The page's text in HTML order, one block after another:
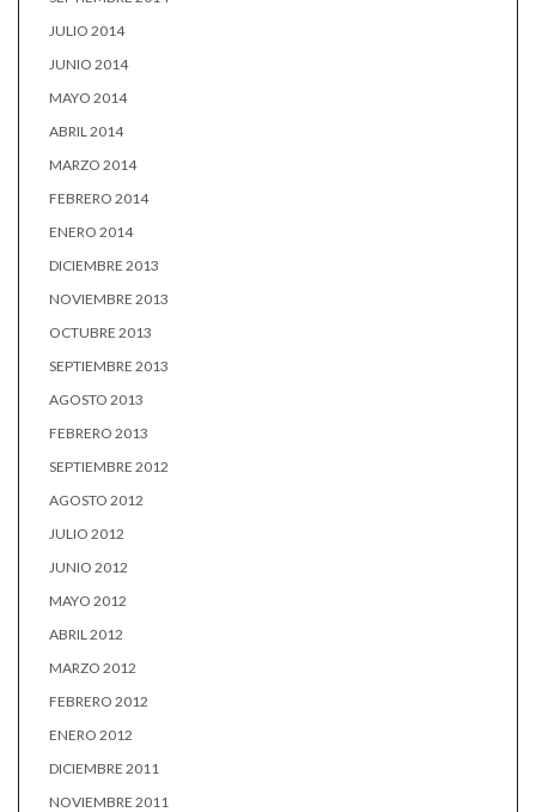
JULIO 2014
JUNIO 2014
MAYO 2014
ABRIL 2014
MARZO 2014
FEBRERO 2014
ENERO 2014
DICIEMBRE 2013
NOVIEMBRE 2013
OCTUBRE 2013
SEPTIEMBRE 2013
AGOSTO 2013
FEBRERO 2013
SEPTIEMBRE 2012
AGOSTO 2012
JULIO 2012
JUNIO 2012
MAYO 2012
ABRIL 2012
MARZO 2012
FEBRERO 2012
ENERO 2012
DICIEMBRE 2011
NOVIEMBRE 2011